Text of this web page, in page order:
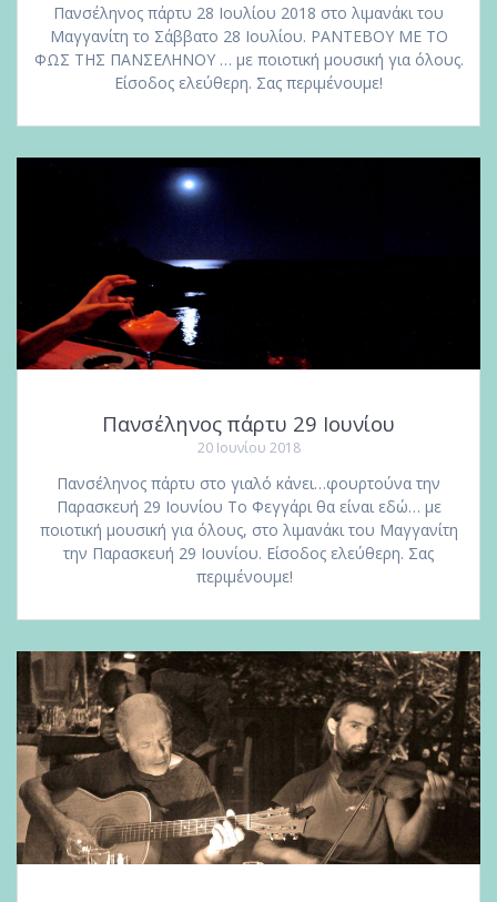
Πανσέληνος πάρτυ 28 Ιουλίου 2018 στο λιμανάκι του
Μαγγανίτη το Σάββατο 28 Ιουλίου. ΡΑΝΤΕΒΟΥ ΜΕ ΤΟ
ΦΩΣ ΤΗΣ ΠΑΝΣΕΛΗΝΟΥ … με ποιοτική μουσική για όλους.
Είσοδος ελεύθερη. Σας περιμένουμε!
Πανσέληνος πάρτυ 29 Ιουνίου
20 Ιουνίου 2018
Πανσέληνος πάρτυ στο γιαλό κάνει…φουρτούνα την
Παρασκευή 29 Ιουνίου Το Φεγγάρι θα είναι εδώ… με
ποιοτική μουσική για όλους, στο λιμανάκι του Μαγγανίτη
την Παρασκευή 29 Ιουνίου. Είσοδος ελεύθερη. Σας
περιμένουμε!